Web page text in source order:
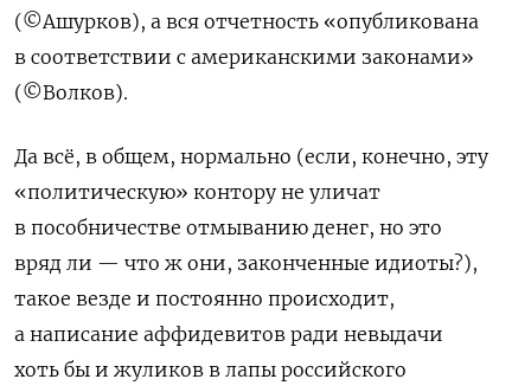
(©Ашурков), а вся отчетность «опубликована
в соответствии с американскими законами»
(©Волков).
Да всё, в общем, нормально (если, конечно, эту
«политическую» контору не уличат
в пособничестве отмыванию денег, но это
вряд ли — что ж они, законченные идиоты?),
такое везде и постоянно происходит,
а написание аффидевитов ради невыдачи
хоть бы и жуликов в лапы российского